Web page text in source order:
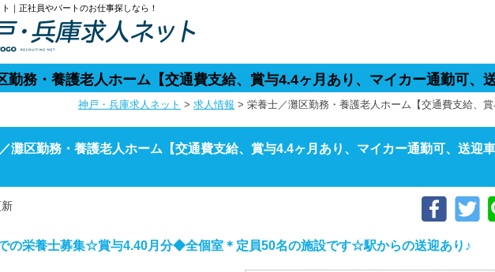
｜正社員やパートのお仕事探しなら！
勤務・養護老人ホーム【交通費支給、賞与4.4ヶ月あり、マイカー通勤可、
神戸・兵庫求人ネット > 求人情報 > 栄養士／灘区勤務・養護老人ホーム【交通費支給、
灘区勤務・養護老人ホーム【交通費支給、賞与4.4ヶ月あり、マイカー通勤可、送迎
の栄養士募集☆賞与4.40月分◆全個室＊定員50名の施設です☆駅からの送迎あり♪